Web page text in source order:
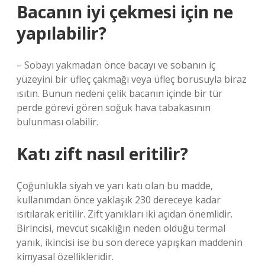
Bacanın iyi çekmesi için ne
yapılabilir?
– Sobayı yakmadan önce bacayı ve sobanın iç
yüzeyini bir üfleç çakmağı veya üfleç borusuyla biraz
ısıtın. Bunun nedeni çelik bacanın içinde bir tür
perde görevi gören soğuk hava tabakasının
bulunması olabilir.
Katı zift nasıl eritilir?
Çoğunlukla siyah ve yarı katı olan bu madde,
kullanımdan önce yaklaşık 230 dereceye kadar
ısıtılarak eritilir. Zift yanıkları iki açıdan önemlidir.
Birincisi, mevcut sıcaklığın neden olduğu termal
yanık, ikincisi ise bu son derece yapışkan maddenin
kimyasal özellikleridir.